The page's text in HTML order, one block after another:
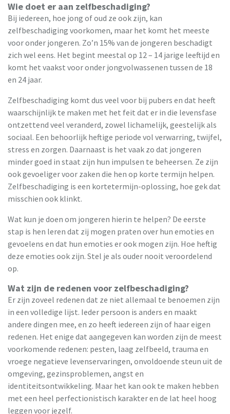
Wie doet er aan zelfbeschadiging?
Bij iedereen, hoe jong of oud ze ook zijn, kan
zelfbeschadiging voorkomen, maar het komt het meeste
voor onder jongeren. Zo’n 15% van de jongeren beschadigt
zich wel eens. Het begint meestal op 12 – 14 jarige leeftijd en
komt het vaakst voor onder jongvolwassenen tussen de 18
en 24 jaar.
Zelfbeschadiging komt dus veel voor bij pubers en dat heeft
waarschijnlijk te maken met het feit dat er in die levensfase
ontzettend veel veranderd, zowel lichamelijk, geestelijk als
sociaal. Een behoorlijk heftige periode vol verwarring, twijfel,
stress en zorgen. Daarnaast is het vaak zo dat jongeren
minder goed in staat zijn hun impulsen te beheersen. Ze zijn
ook gevoeliger voor zaken die hen op korte termijn helpen.
Zelfbeschadiging is een kortetermijn-oplossing, hoe gek dat
misschien ook klinkt.
Wat kun je doen om jongeren hierin te helpen? De eerste
stap is hen leren dat zij mogen praten over hun emoties en
gevoelens en dat hun emoties er ook mogen zijn. Hoe heftig
deze emoties ook zijn. Stel je als ouder nooit veroordelend
op.
Wat zijn de redenen voor zelfbeschadiging?
Er zijn zoveel redenen dat ze niet allemaal te benoemen zijn
in een volledige lijst. Ieder persoon is anders en maakt
andere dingen mee, en zo heeft iedereen zijn of haar eigen
redenen. Het enige dat aangegeven kan worden zijn de meest
voorkomende redenen: pesten, laag zelfbeeld, trauma en
vroege negatieve levenservaringen, onvoldoende steun uit de
omgeving, gezinsproblemen, angst en
identiteitsontwikkeling. Maar het kan ook te maken hebben
met een heel perfectionistisch karakter en de lat heel hoog
leggen voor jezelf.